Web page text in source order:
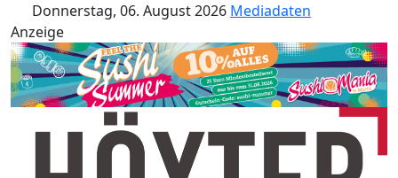
Donnerstag, 06. August 2026 Mediadaten
Anzeige